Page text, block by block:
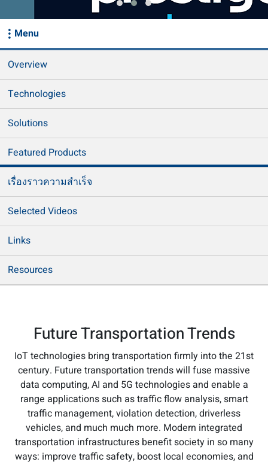
Menu
Overview
Technologies
Solutions
Featured Products
เรื่องราวความสำเร็จ
Selected Videos
Links
Resources
Future Transportation Trends
IoT technologies bring transportation firmly into the 21st
century. Future transportation trends will fuse massive
data computing, AI and 5G technologies and enable a
range applications such as traffic flow analysis, smart
traffic management, violation detection, driverless
vehicles, and much much more. Modern integrated
transportation infrastructures benefit society in so many
ways: improve traffic safety, boost local economies, and